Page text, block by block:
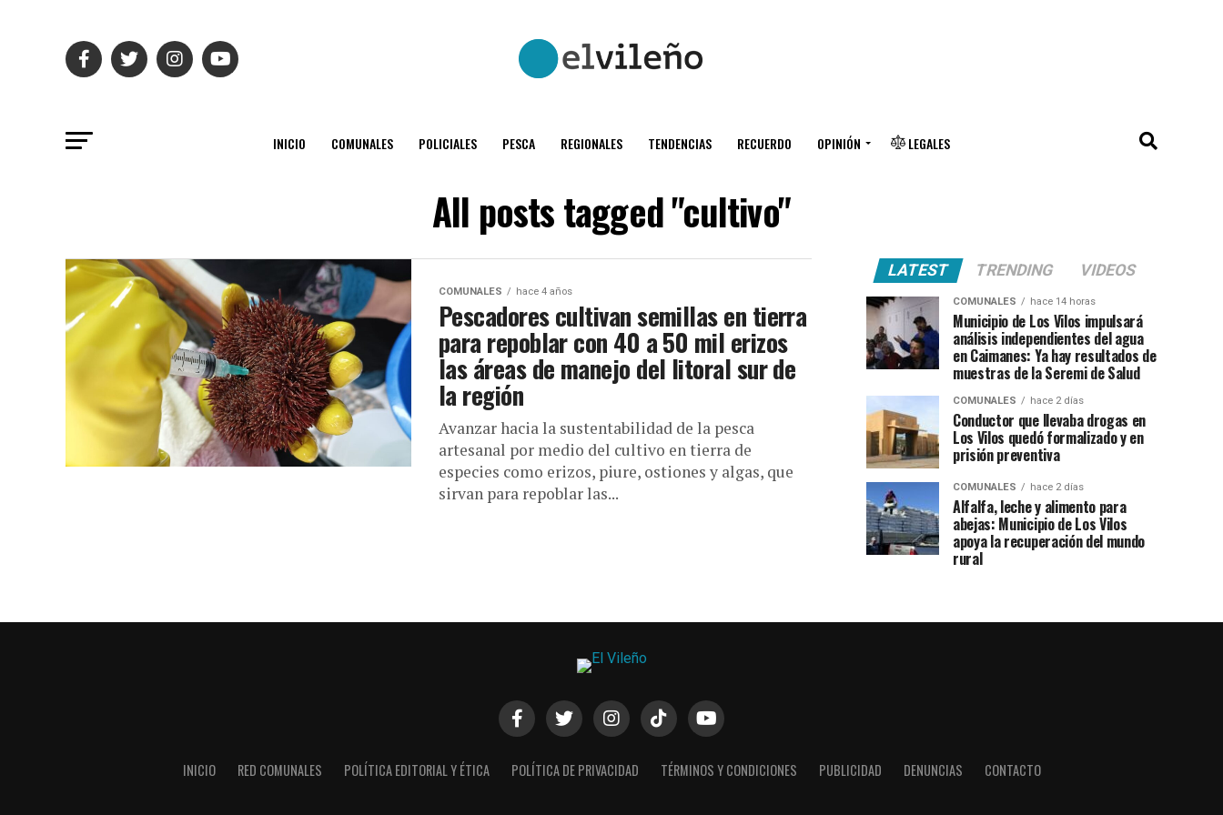
INICIO COMUNALES POLICIALES PESCA REGIONALES TENDENCIAS RECUERDO OPINIÓN LEGALES
All posts tagged "cultivo"
COMUNALES hace 4 años
Pescadores cultivan semillas en tierra
para repoblar con 40 a 50 mil erizos
las áreas de manejo del litoral sur de
la región
Avanzar hacia la sustentabilidad de la pesca
artesanal por medio del cultivo en tierra de
especies como erizos, piure, ostiones y algas, que
sirvan para repoblar las...
LATEST TRENDING VIDEOS
COMUNALES hace 14 horas
Municipio de Los Vilos impulsará
análisis independientes del agua
en Caimanes: Ya hay resultados de
muestras de la Seremi de Salud
COMUNALES hace 2 días
Conductor que llevaba drogas en
Los Vilos quedó formalizado y en
prisión preventiva
COMUNALES hace 2 días
Alfalfa, leche y alimento para
abejas: Municipio de Los Vilos
apoya la recuperación del mundo
rural
INICIO RED COMUNALES POLÍTICA EDITORIAL Y ÉTICA POLÍTICA DE PRIVACIDAD TÉRMINOS Y CONDICIONES PUBLICIDAD DENUNCIAS CONTACTO